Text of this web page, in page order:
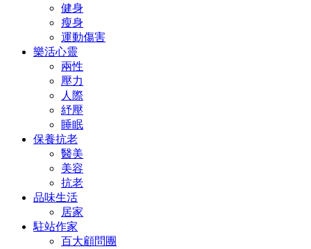
健身
瘦身
運動傷害
樂活心靈
兩性
壓力
人際
紓壓
睡眠
保養抗老
醫美
美容
抗老
品味生活
居家
駐站作家
百大顧問團